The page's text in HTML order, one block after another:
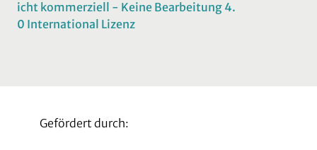
icht kommerziell - Keine Bearbeitung 4.
0 International Lizenz
Gefördert durch: